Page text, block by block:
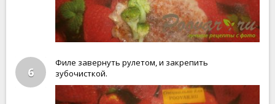
6
Филе завернуть рулетом, и закрепить
зубочисткой.